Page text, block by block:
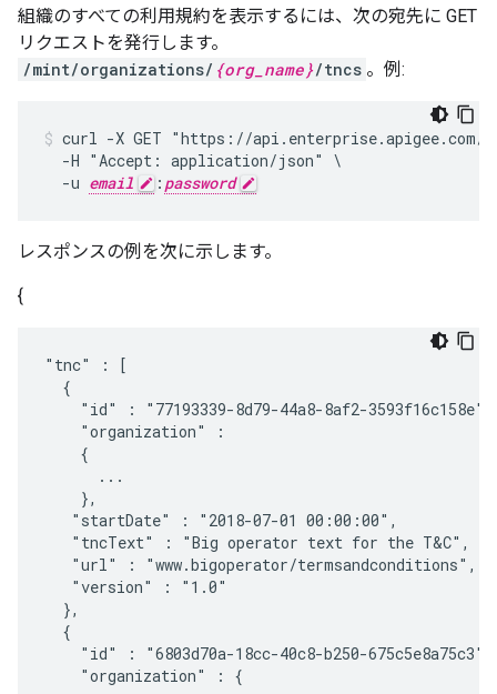
組織のすべての利用規約を表示するには、次の宛先に GET
リクエストを発行します。
/mint/organizations/ {org_name}/tncs 。例:
curl -X GET "https://api.enterprise.apigee.com/
  -H "Accept: application/json" \
  -u
email : password
レスポンスの例を次に示します。
{
"tnc" : [
  {
    "id" : "77193339-8d79-44a8-8af2-3593f16c158e",
    "organization" :
    {
      ...
    },
   "startDate" : "2018-07-01 00:00:00",
   "tncText" : "Big operator text for the T&C",
   "url" : "www.bigoperator/termsandconditions",
   "version" : "1.0"
  },
  {
    "id" : "6803d70a-18cc-40c8-b250-675c5e8a75c3",
    "organization" : {